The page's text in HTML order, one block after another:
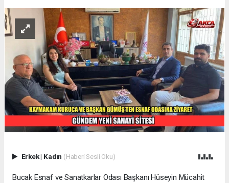
Erkek| Kadın (Haberi Sesli Oku)
Bucak Esnaf ve Sanatkarlar Odası Başkanı Hüseyin Mücahit